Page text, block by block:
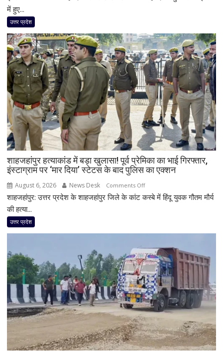
हादसा,
अतीक
अहमद
के
सबसे
छोटे
बेटे
आबान
अहमद
समेत
दो
की
मौत,
तीन
लोग
में हुए...
उत्तर प्रदेश
शाहजहांपुर हत्याकांड में बड़ा खुलासा! पूर्व प्रेमिका का भाई गिरफ्तार,
इंस्टाग्राम पर ‘मार दिया’ स्टेटस के बाद पुलिस का एक्शन
August 6, 2026 News Desk Comments Offon
शाहजहांपुर
पूर्व
प्रेमिका
का
भाई
गिरफ्तार,
इंस्टाग्राम
पर
‘मार
दिया’
स्टेटस
शाहजहांपुर: उत्तर प्रदेश के शाहजहांपुर जिले के कांट कस्बे में हिंदू युवक गौतम मौर्य
की हत्या...
उत्तर प्रदेश